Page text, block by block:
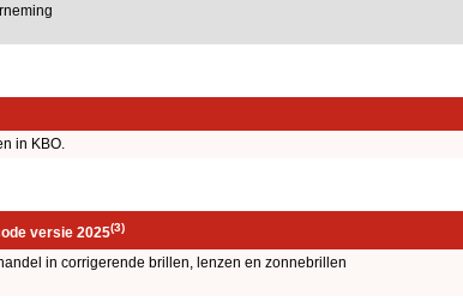
in KBO.
versie 2025(3)
in corrigerende brillen, lenzen en zonnebrillen